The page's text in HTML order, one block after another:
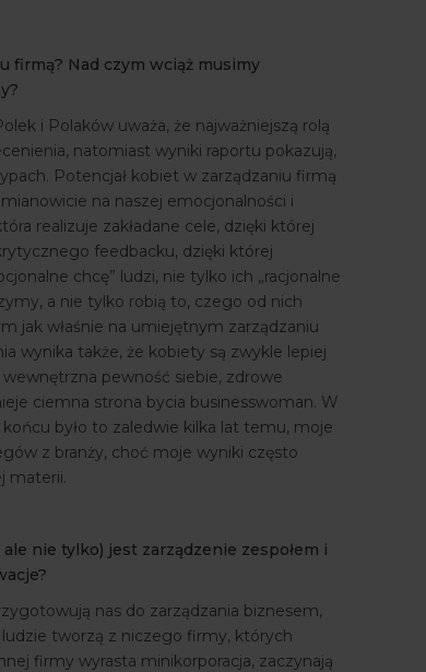
firmą? Nad czym wciąż musimy
i Polaków uważa, że najważniejszą rolą
natomiast wyniki raportu pokazują,
Potencjał kobiet w zarządzaniu firmą
na naszej emocjonalności i
realizuje zakładane cele, dzięki której
feedbacku, dzięki której
chcę” ludzi, nie tylko ich „racjonalne
a nie tylko robią to, czego od nich
jak właśnie na umiejętnym zarządzaniu
wynika także, że kobiety są zwykle lepiej
pewność siebie, zdrowe
ciemna strona bycia businesswoman. W
było to zaledwie kilka lat temu, moje
z branży, choć moje wyniki często
materii.
nie tylko) jest zarządzenie zespołem i
nas do zarządzania biznesem,
tworzą z niczego firmy, których
firmy wyrasta minikorporacja, zaczynają